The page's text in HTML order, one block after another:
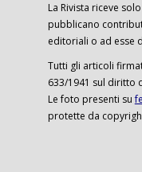
La Rivista riceve
pubblicano
editoriali o ad esse
Tutti gli articoli
633/1941 sul diritto
Le foto presenti su
protette da